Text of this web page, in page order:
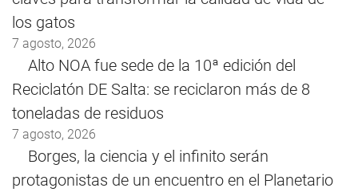
los gatos
7 agosto, 2026
Alto NOA fue sede de la 10ª edición del
Reciclatón DE Salta: se reciclaron más de 8
toneladas de residuos
7 agosto, 2026
Borges, la ciencia y el infinito serán
protagonistas de un encuentro en el Planetario